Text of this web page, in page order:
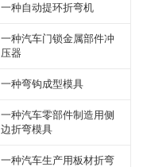
一种自动提环折弯机
一种汽车门锁金属部件冲
压器
一种弯钩成型模具
一种汽车零部件制造用侧
边折弯模具
一种汽车生产用板材折弯